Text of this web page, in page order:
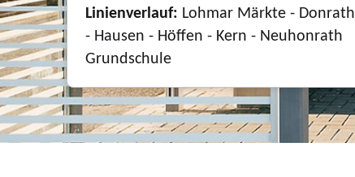
Linienverlauf: Lohmar Märkte - Donrath
- Hausen - Höffen - Kern - Neuhonrath
Grundschule